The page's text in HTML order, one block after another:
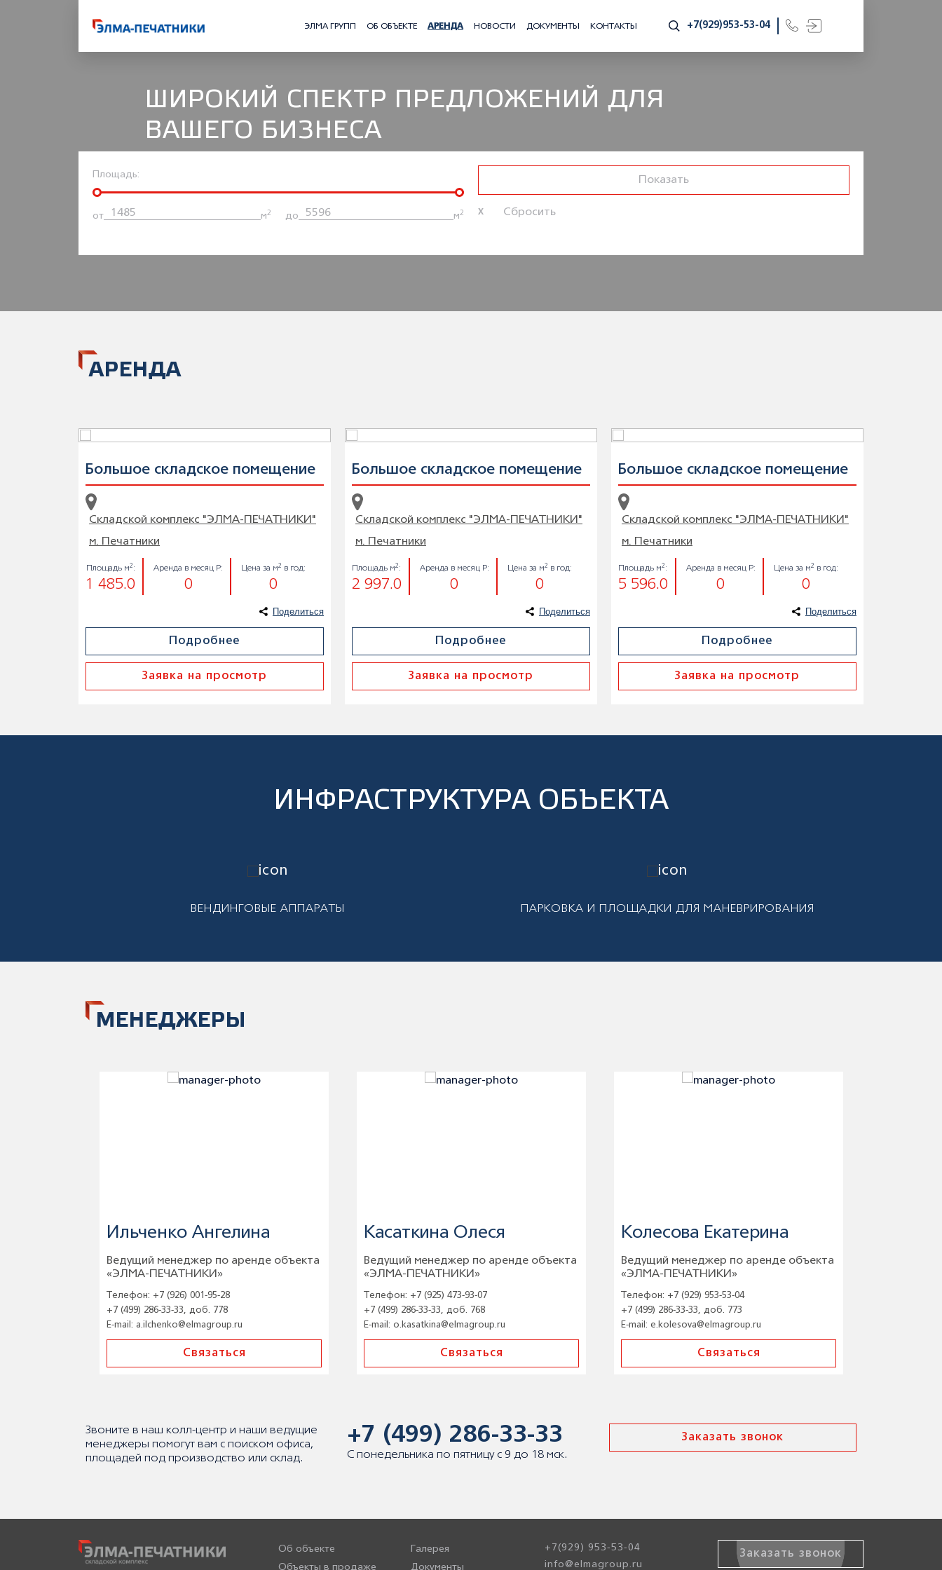
ЭЛМА ГРУПП ОБ ОБЪЕКТЕ АРЕНДА НОВОСТИ ДОКУМЕНТЫ КОНТАКТЫ +7(929)953-53-04
ШИРОКИЙ СПЕКТР ПРЕДЛОЖЕНИЙ ДЛЯ
ВАШЕГО БИЗНЕСА
Площадь:
от м 2 до м 2
АРЕНДА
Большое складское помещение
Складской комплекс "ЭЛМА-ПЕЧАТНИКИ"
м. Печатники
Площадь м2 :
1 485.0
Аренда в месяц Р:
0
Цена за м2 в год:
0
Поделиться
Подробнее
Заявка на просмотр
Большое складское помещение
Складской комплекс "ЭЛМА-ПЕЧАТНИКИ"
м. Печатники
Площадь м2 :
2 997.0
Аренда в месяц Р:
0
Цена за м2 в год:
0
Поделиться
Подробнее
Заявка на просмотр
Большое складское помещение
Складской комплекс "ЭЛМА-ПЕЧАТНИКИ"
м. Печатники
Площадь м2 :
5 596.0
Аренда в месяц Р:
0
Цена за м2 в год:
0
Поделиться
Подробнее
Заявка на просмотр
ИНФРАСТРУКТУРА ОБЪЕКТА
ВЕНДИНГОВЫЕ АППАРАТЫ ПАРКОВКА И ПЛОЩАДКИ ДЛЯ МАНЕВРИРОВАНИЯ
МЕНЕДЖЕРЫ
Ильченко Ангелина
Ведущий менеджер по аренде объекта
«ЭЛМА-ПЕЧАТНИКИ»
Телефон: +7 (926) 001-95-28
+7 (499) 286-33-33, доб. 778
E-mail: a.ilchenko@elmagroup.ru
Связаться
Касаткина Олеся
Ведущий менеджер по аренде объекта
«ЭЛМА-ПЕЧАТНИКИ»
Телефон: +7 (925) 473-93-07
+7 (499) 286-33-33, доб. 768
E-mail: o.kasatkina@elmagroup.ru
Связаться
Колесова Екатерина
Ведущий менеджер по аренде объекта
«ЭЛМА-ПЕЧАТНИКИ»
Телефон: +7 (929) 953-53-04
+7 (499) 286-33-33, доб. 773
E-mail: e.kolesova@elmagroup.ru
Связаться
Звоните в наш колл-центр и наши ведущие
менеджеры помогут вам с поиском офиса,
площадей под производство или склад.
+7 (499) 286-33-33
С понедельника по пятницу с 9 до 18 мск.
Заказать звонок
Об объекте
Объекты в продаже
Галерея
Документы
+7(929) 953-53-04
info@elmagroup.ru
Заказать звонок